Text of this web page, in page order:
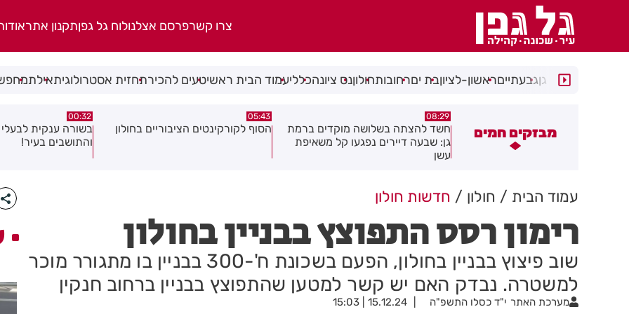
צרו קשרפרסם אצלנולוח גל גפןתקנון אתר
רמת גןגבעתייםראשון-לציוןבת יםרחובותחולוןנס ציונהכלליעמוד הבית ראשיטעים להכירתחזית אסטרולוגיתאילת
מבזקים חמים
חשד להצתה בשלושה מוקדים ברמת
גן: שבעה דיירים נפגעו קל משאיפת
05:43
הסוף לקורקינטים הציבוריים בחולון
00:32
בשורה ענקית לבעלי העסקים
06.08.26
תושב בת ים נעצר
של צעירה בת 18
עמוד הבית חולון חדשות חולון
רימון רסס התפוצץ בבניין בחולון
שוב פיצוץ בבניין בחולון, הפעם בשכונת ח'-300 בבניין בו מתגורר מוכר
למשטרה. נבדק האם יש קשר למטען שהתפוצץ בבניין ברחוב חנקין
מערכת האתר י"ד כסלו התשפ"ה 15.12.24 | 15:03